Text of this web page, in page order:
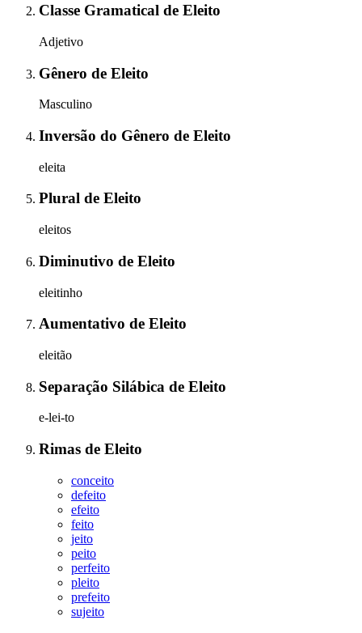
Classe Gramatical de Eleito
Adjetivo
Gênero de Eleito
Masculino
Inversão do Gênero de Eleito
eleita
Plural de Eleito
eleitos
Diminutivo de Eleito
eleitinho
Aumentativo de Eleito
eleitão
Separação Silábica de Eleito
e-lei-to
Rimas de Eleito
conceito
defeito
efeito
feito
jeito
peito
perfeito
pleito
prefeito
sujeito